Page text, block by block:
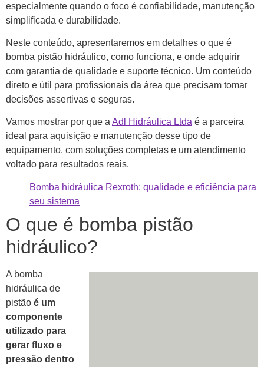
especialmente quando o foco é confiabilidade, manutenção
simplificada e durabilidade.
Neste conteúdo, apresentaremos em detalhes o que é
bomba pistão hidráulico, como funciona, e onde adquirir
com garantia de qualidade e suporte técnico. Um conteúdo
direto e útil para profissionais da área que precisam tomar
decisões assertivas e seguras.
Vamos mostrar por que a Adl Hidráulica Ltda é a parceira
ideal para aquisição e manutenção desse tipo de
equipamento, com soluções completas e um atendimento
voltado para resultados reais.
Bomba hidráulica Rexroth: qualidade e eficiência para
seu sistema
O que é bomba pistão
hidráulico?
A bomba
hidráulica de
pistão é um
componente
utilizado para
gerar fluxo e
pressão dentro